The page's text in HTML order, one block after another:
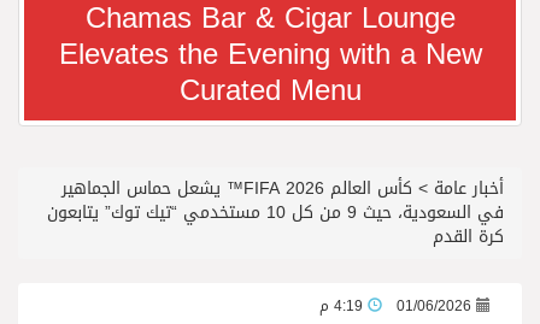
رجل الاعمال سعيد ال بخيت يغادر المستشفى
Chamas Bar & Cigar Lounge
Elevates the Evening with a New
Curated Menu
أخبار عامة > كأس العالم FIFA 2026™️ يشعل حماس الجماهير
في السعودية، حيث 9 من كل 10 مستخدمي “تيك توك” يتابعون
كرة القدم
01/06/2026